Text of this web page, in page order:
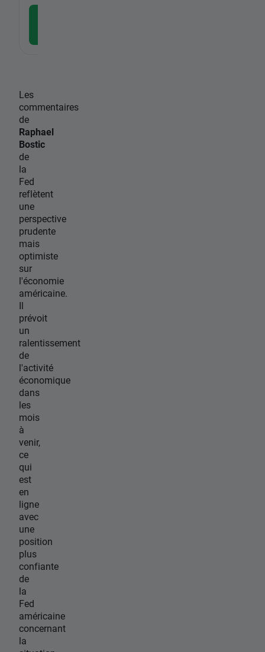
Les
commentaires
de
Raphael
Bostic
de
la
Fed
reflètent
une
perspective
prudente
mais
optimiste
sur
l'économie
américaine.
Il
prévoit
un
ralentissement
de
l'activité
économique
dans
les
mois
à
venir,
ce
qui
est
en
ligne
avec
une
position
plus
confiante
de
la
Fed
américaine
concernant
la